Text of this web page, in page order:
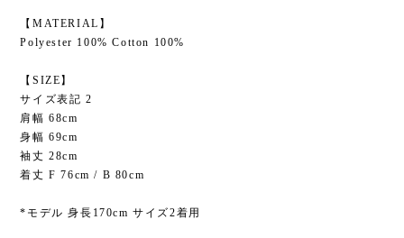
【MATERIAL】
Polyester 100% Cotton 100%
【SIZE】
サイズ表記 2
肩幅 68cm
身幅 69cm
袖丈 28cm
着丈 F 76cm / B 80cm
*モデル 身長170cm サイズ2着用